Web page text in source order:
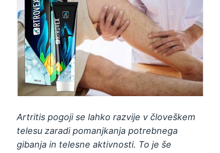
Artritis pogoji se lahko razvije v človeškem
telesu zaradi pomanjkanja potrebnega
gibanja in telesne aktivnosti. To je še